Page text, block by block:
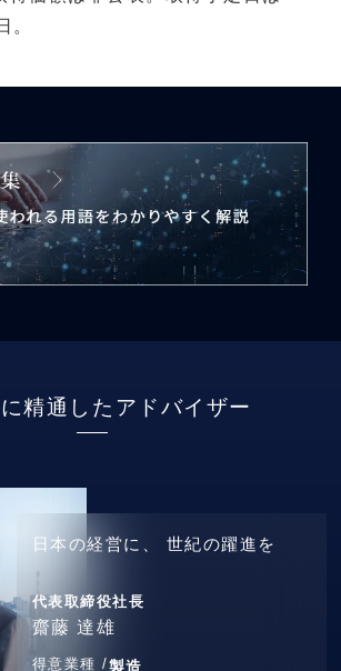
。
精通したアドバイザー
日本の経営に、 世紀の躍進を
代表取締役社長
齋藤 達雄
得意業種 /製造